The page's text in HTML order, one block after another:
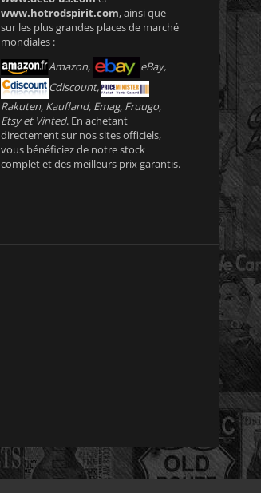
www.hotrodspirit.com, ainsi que
sur les plus grandes places de marché
mondiales :
Amazon,
eBay,
Cdiscount,
Rakuten, Kaufland, Emag, Fruugo,
Etsy et Vinted. En achetant
directement sur nos sites officiels,
vous bénéficiez de notre stock
complet et des meilleurs prix garantis.